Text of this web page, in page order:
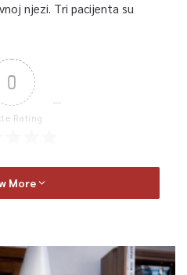
njezi. Tri pacijenta su
0
Rating
More